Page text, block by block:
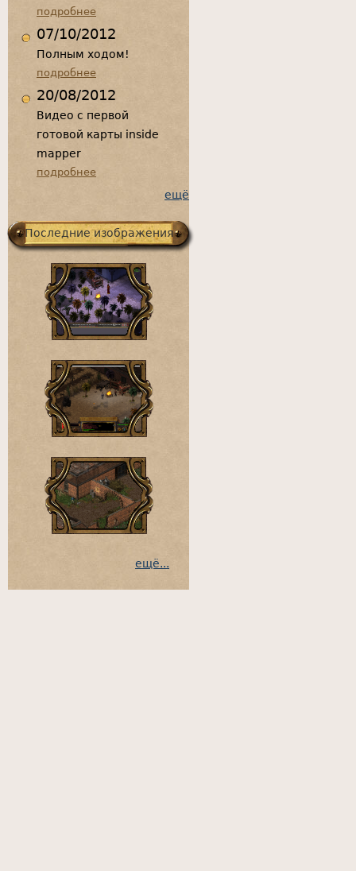
подробнее
07/10/2012
Полным ходом!
подробнее
20/08/2012
Видео с первой
готовой карты inside
mapper
подробнее
ещё
Последние изображения
ещё...